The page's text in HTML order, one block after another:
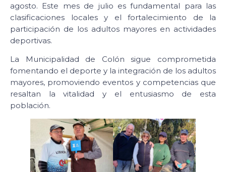
agosto. Este mes de julio es fundamental para las
clasificaciones locales y el fortalecimiento de la
participación de los adultos mayores en actividades
deportivas.
La Municipalidad de Colón sigue comprometida
fomentando el deporte y la integración de los adultos
mayores, promoviendo eventos y competencias que
resaltan la vitalidad y el entusiasmo de esta
población.